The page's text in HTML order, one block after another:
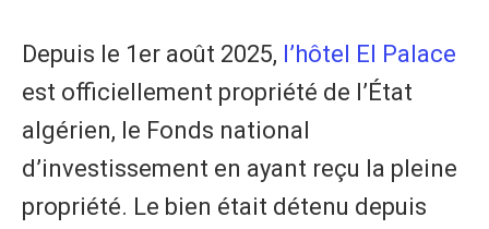
Depuis le 1er août 2025, l’hôtel El Palace
est officiellement propriété de l’État
algérien, le Fonds national
d’investissement en ayant reçu la pleine
propriété. Le bien était détenu depuis